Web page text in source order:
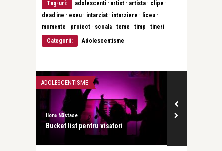
Tag-uri: adolescenti · artist · artista · clipe ·
deadline · eseu · intarziat · intarziere · liceu ·
momente · proiect · scoala · teme · timp · tineri
Categorii:
Adolescentisme
ADOLESCENTISME
Ilona Năstase
Bucket list pentru visatori